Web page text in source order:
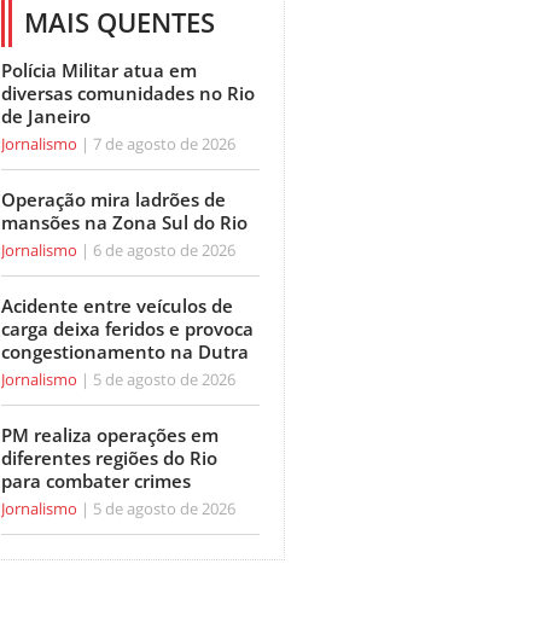
MAIS QUENTES
Polícia Militar atua em
diversas comunidades no Rio
de Janeiro
Jornalismo 7 de agosto de 2026
Operação mira ladrões de
mansões na Zona Sul do Rio
Jornalismo 6 de agosto de 2026
Acidente entre veículos de
carga deixa feridos e provoca
congestionamento na Dutra
Jornalismo 5 de agosto de 2026
PM realiza operações em
diferentes regiões do Rio
para combater crimes
Jornalismo 5 de agosto de 2026